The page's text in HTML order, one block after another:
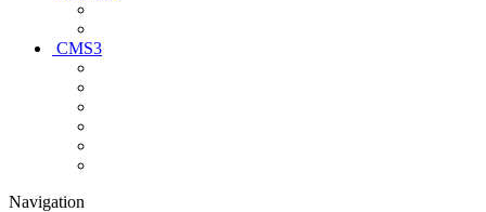
CMS3
Navigation